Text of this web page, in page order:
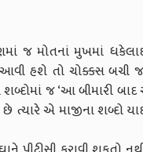
જ મોતનાં મુખમાં
આવી હશે તો ચોક્કસ બચી
જ ‘આ બીમારી બાદ
ત્યારે એ માજીના શબ્દો